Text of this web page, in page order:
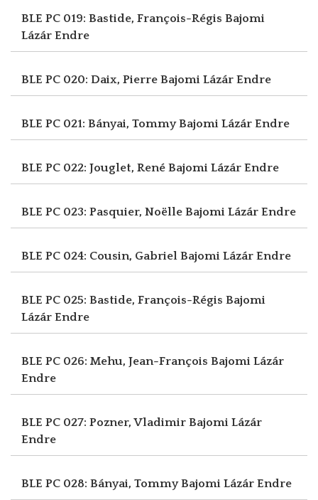
BLE PC 019: Bastide, François-Régis Bajomi
Lázár Endre
BLE PC 020: Daix, Pierre Bajomi Lázár Endre
BLE PC 021: Bányai, TommyBajomi Lázár Endre
BLE PC 022: Jouglet, René Bajomi Lázár Endre
BLE PC 023: Pasquier, Noëlle Bajomi Lázár Endre
BLE PC 024: Cousin, Gabriel Bajomi Lázár Endre
BLE PC 025: Bastide, François-Régis Bajomi
Lázár Endre
BLE PC 026: Mehu, Jean-François Bajomi Lázár
Endre
BLE PC 027: Pozner, Vladimir Bajomi Lázár
Endre
BLE PC 028: Bányai, TommyBajomi Lázár Endre